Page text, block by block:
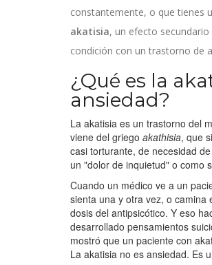
constantemente, o que tienes
akatisia, un efecto
condición con un trastorno de
¿Qué es la
ansiedad?
La akatisia es un trastorno del
viene del griego akathisia, que
casi torturante, de necesidad
un "dolor de inquietud" o como
Cuando un médico ve a un
sienta una y otra vez, o camina
dosis del antipsicótico. Y eso
desarrollado pensamientos
mostró que un paciente con
La akatisia no es ansiedad. Es